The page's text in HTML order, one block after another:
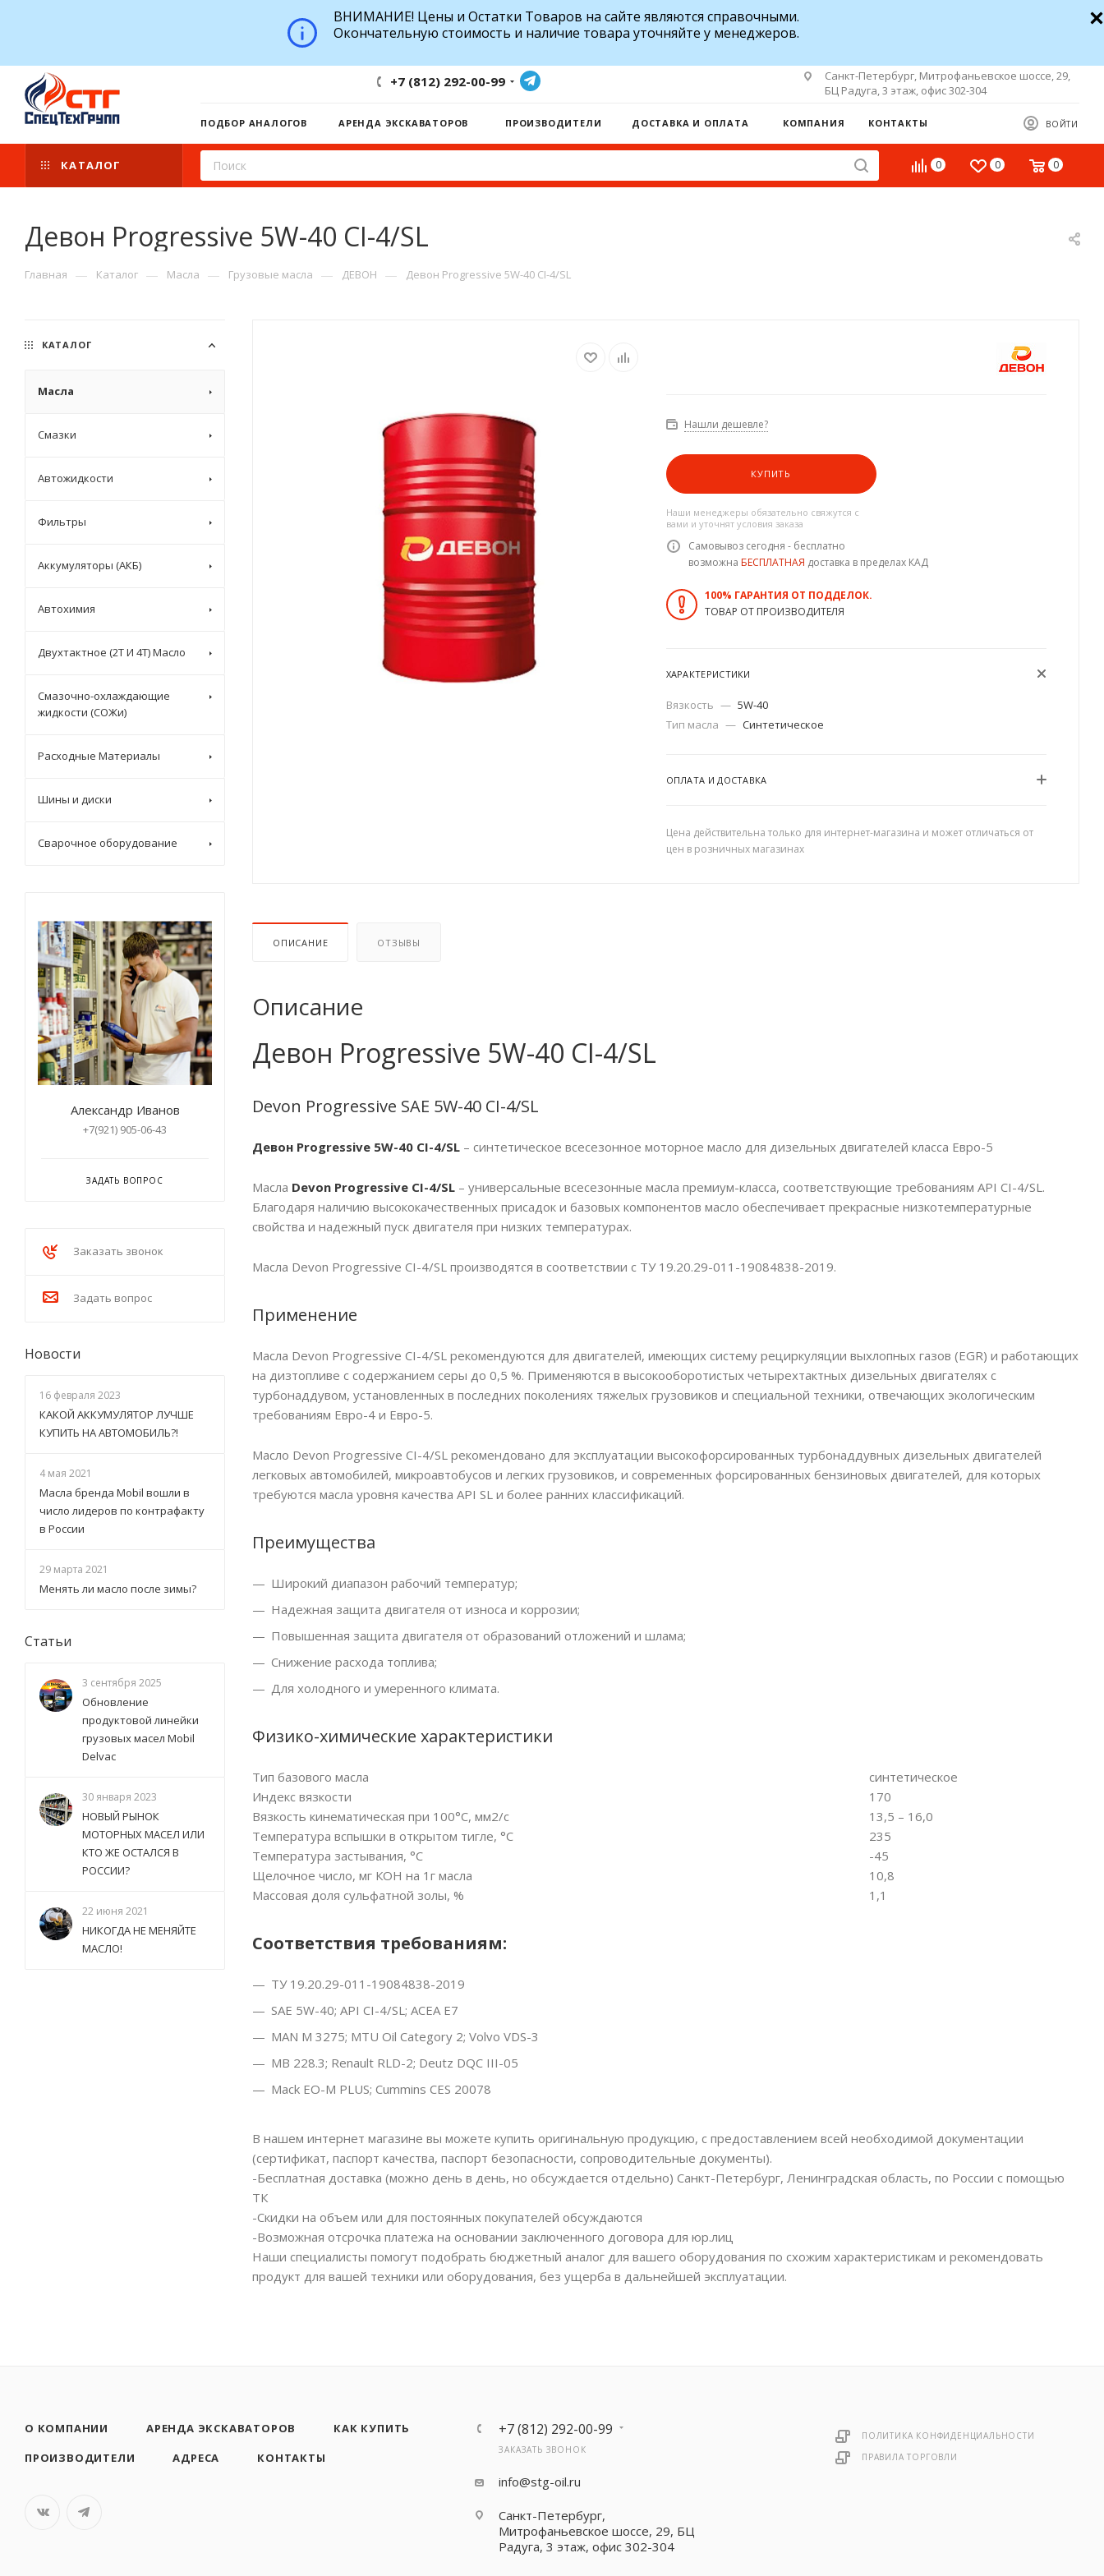
ВНИМАНИЕ! Цены и Остатки Товаров на сайте являются справочными.
Окончательную стоимость и наличие товара уточняйте у менеджеров.
+7 (812) 292-00-99
Санкт-Петербург, Митрофаньевское шоссе, 29,
БЦ Радуга, 3 этаж, офис 302-304
ВОЙТИ
ПОДБОР АНАЛОГОВ АРЕНДА ЭКСКАВАТОРОВ ПРОИЗВОДИТЕЛИ ДОСТАВКА И ОПЛАТА КОМПАНИЯ КОНТАКТЫ
0 0 0
КАТАЛОГ
Девон Progressive 5W-40 CI-4/SL
Главная — Каталог — Масла — Грузовые масла — ДЕВОН — Девон Progressive 5W-40 CI-4/SL
Нашли дешевле?
КУПИТЬ
Наши менеджеры обязательно свяжутся с
вами и уточнят условия заказа
Самовывоз сегодня - бесплатно
возможна БЕСПЛАТНАЯ доставка в пределах КАД
100% ГАРАНТИЯ ОТ ПОДДЕЛОК.
ТОВАР ОТ ПРОИЗВОДИТЕЛЯ
ХАРАКТЕРИСТИКИ
Вязкость — 5W-40
Тип масла — Синтетическое
ОПЛАТА И ДОСТАВКА
Цена действительна только для интернет-магазина и может отличаться от
цен в розничных магазинах
ОПИСАНИЕ ОТЗЫВЫ
Описание
Девон Progressive 5W-40 CI-4/SL
Devon Progressive SAE 5W-40 CI-4/SL
Девон Progressive 5W-40 CI-4/SL – синтетическое всесезонное моторное масло для дизельных двигателей класса Евро-5
Масла Devon Progressive CI-4/SL – универсальные всесезонные масла премиум-класса, соответствующие требованиям API CI-4/SL.
Благодаря наличию высококачественных присадок и базовых компонентов масло обеспечивает прекрасные низкотемпературные
свойства и надежный пуск двигателя при низких температурах.
Масла Devon Progressive CI-4/SL производятся в соответствии с ТУ 19.20.29-011-19084838-2019.
Применение
Масла Devon Progressive CI-4/SL рекомендуются для двигателей, имеющих систему рециркуляции выхлопных газов (EGR) и работающих
на дизтопливе с содержанием серы до 0,5 %. Применяются в высокооборотистых четырехтактных дизельных двигателях с
турбонаддувом, установленных в последних поколениях тяжелых грузовиков и специальной техники, отвечающих экологическим
требованиям Евро-4 и Евро-5.
Масло Devon Progressive CI-4/SL рекомендовано для эксплуатации высокофорсированных турбонаддувных дизельных двигателей
легковых автомобилей, микроавтобусов и легких грузовиков, и современных форсированных бензиновых двигателей, для которых
требуются масла уровня качества API SL и более ранних классификаций.
Преимущества
Широкий диапазон рабочий температур;
Надежная защита двигателя от износа и коррозии;
Повышенная защита двигателя от образований отложений и шлама;
Снижение расхода топлива;
Для холодного и умеренного климата.
Физико-химические характеристики
Тип базового масла
синтетическое
Индекс вязкости
170
Вязкость кинематическая при 100°С, мм2/с
13,5 – 16,0
Температура вспышки в открытом тигле, °С
235
Температура застывания, °С
-45
Щелочное число, мг КОН на 1г масла
10,8
Массовая доля сульфатной золы, %
1,1
Соответствия требованиям:
ТУ 19.20.29-011-19084838-2019
SAE 5W-40; API CI-4/SL; ACEA E7
MAN M 3275; MTU Oil Category 2; Volvo VDS-3
MB 228.3; Renault RLD-2; Deutz DQC III-05
Mack EO-M PLUS; Cummins CES 20078
В нашем интернет магазине вы можете купить оригинальную продукцию, с предоставлением всей необходимой документации
(сертификат, паспорт качества, паспорт безопасности, сопроводительные документы).
-Бесплатная доставка (можно день в день, но обсуждается отдельно) Санкт-Петербург, Ленинградская область, по России с помощью
ТК
-Скидки на объем или для постоянных покупателей обсуждаются
-Возможная отсрочка платежа на основании заключенного договора для юр.лиц
Наши специалисты помогут подобрать бюджетный аналог для вашего оборудования по схожим характеристикам и рекомендовать
продукт для вашей техники или оборудования, без ущерба в дальнейшей эксплуатации.
КАТАЛОГ
Масла
Смазки
Автожидкости
Фильтры
Аккумуляторы (АКБ)
Автохимия
Двухтактное (2T И 4T) Масло
Смазочно-охлаждающие
жидкости (СОЖи)
Расходные Материалы
Шины и диски
Сварочное оборудование
Александр Иванов
+7(921) 905-06-43
ЗАДАТЬ ВОПРОС
Заказать звонок
Задать вопрос
Новости
16 февраля 2023
КАКОЙ АККУМУЛЯТОР ЛУЧШЕ
КУПИТЬ НА АВТОМОБИЛЬ?!
4 мая 2021
Масла бренда Mobil вошли в
число лидеров по контрафакту
в России
29 марта 2021
Менять ли масло после зимы?
Статьи
3 сентября 2025
Обновление
продуктовой линейки
грузовых масел Mobil
Delvac
30 января 2023
НОВЫЙ РЫНОК
МОТОРНЫХ МАСЕЛ ИЛИ
КТО ЖЕ ОСТАЛСЯ В
РОССИИ?
22 июня 2021
НИКОГДА НЕ МЕНЯЙТЕ
МАСЛО!
О КОМПАНИИ АРЕНДА ЭКСКАВАТОРОВ
КАК КУПИТЬ
ПРОИЗВОДИТЕЛИ
АДРЕСА КОНТАКТЫ
+7 (812) 292-00-99
ЗАКАЗАТЬ ЗВОНОК
info@stg-oil.ru
Санкт-Петербург,
Митрофаньевское шоссе, 29, БЦ
Радуга, 3 этаж, офис 302-304
ПОЛИТИКА КОНФИДЕНЦИАЛЬНОСТИ
ПРАВИЛА ТОРГОВЛИ